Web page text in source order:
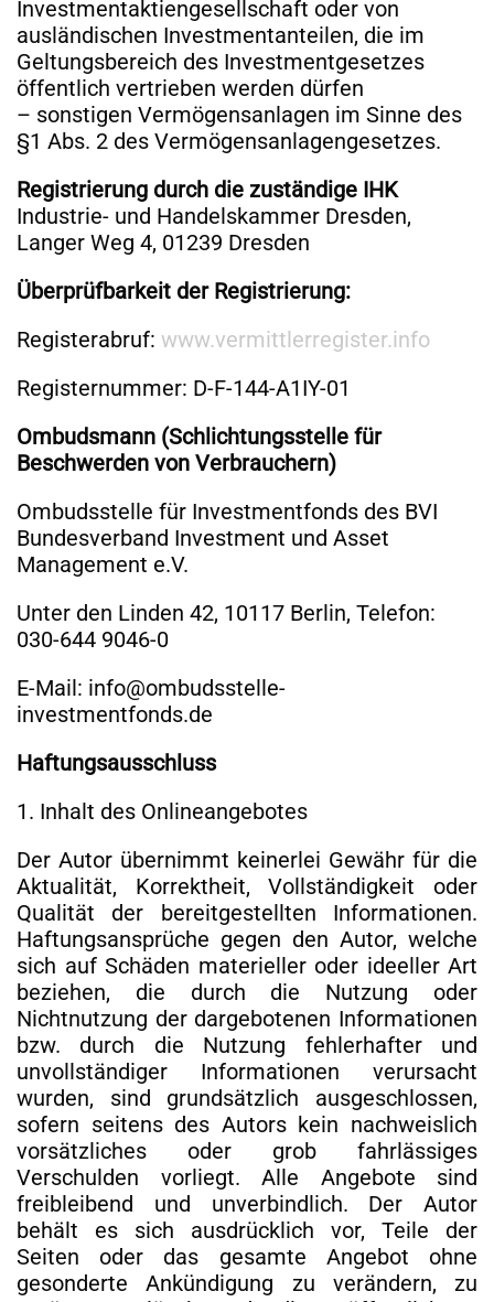
Investmentaktiengesellschaft oder von
ausländischen Investmentanteilen, die im
Geltungsbereich des Investmentgesetzes
öffentlich vertrieben werden dürfen
– sonstigen Vermögensanlagen im Sinne des
§1 Abs. 2 des Vermögensanlagengesetzes.
Registrierung durch die zuständige IHK
Industrie- und Handelskammer Dresden,
Langer Weg 4, 01239 Dresden
Überprüfbarkeit der Registrierung:
Registerabruf: www.vermittlerregister.info
Registernummer: D-F-144-A1IY-01
Ombudsmann (Schlichtungsstelle für
Beschwerden von Verbrauchern)
Ombudsstelle für Investmentfonds des BVI
Bundesverband Investment und Asset
Management e.V.
Unter den Linden 42, 10117 Berlin, Telefon:
030-644 9046-0
E-Mail: info@ombudsstelle-
investmentfonds.de
Haftungsausschluss
1. Inhalt des Onlineangebotes
Der Autor übernimmt keinerlei Gewähr für die
Aktualität, Korrektheit, Vollständigkeit oder
Qualität der bereitgestellten Informationen.
Haftungsansprüche gegen den Autor, welche
sich auf Schäden materieller oder ideeller Art
beziehen, die durch die Nutzung oder
Nichtnutzung der dargebotenen Informationen
bzw. durch die Nutzung fehlerhafter und
unvollständiger Informationen verursacht
wurden, sind grundsätzlich ausgeschlossen,
sofern seitens des Autors kein nachweislich
vorsätzliches oder grob fahrlässiges
Verschulden vorliegt. Alle Angebote sind
freibleibend und unverbindlich. Der Autor
behält es sich ausdrücklich vor, Teile der
Seiten oder das gesamte Angebot ohne
gesonderte Ankündigung zu verändern, zu